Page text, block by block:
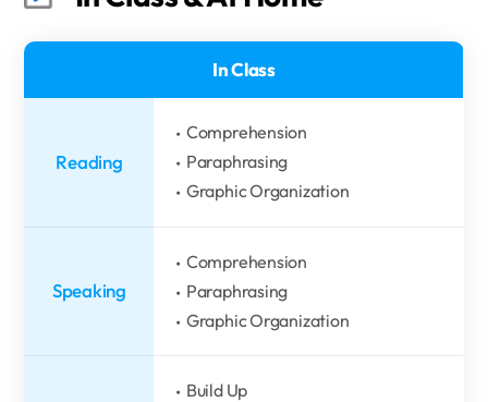
In Class
Reading
Comprehension
Paraphrasing
Graphic Organization
Speaking
Comprehension
Paraphrasing
Graphic Organization
Build Up